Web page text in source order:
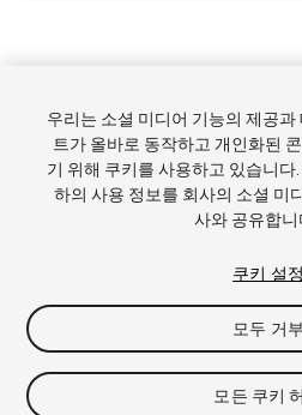
Copyright © 2022 Unity Technologies.
튜토리얼
커뮤니티 답변 기술 자료
및 이용약관
법률정보 개인정보처
매 금지
쿠키 기본 설정
우리는 소셜 미디어 기능의 제공과
트가 올바로 동작하고 개인화된
기 위해 쿠키를 사용하고 있습니다
하의 사용 정보를 회사의 소셜 미
사와 공유합니
쿠키 설정
모두 거부
모든 쿠키